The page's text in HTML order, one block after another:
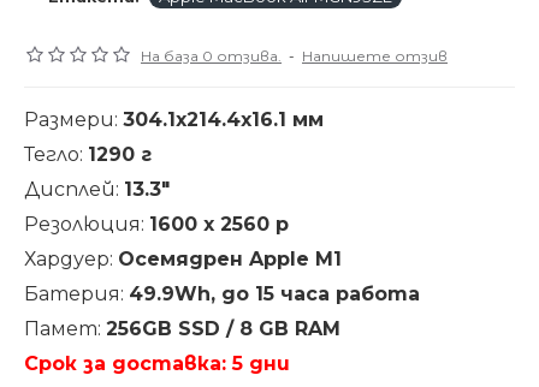
На база 0 отзива. - Напишете отзив
Размери: 304.1x214.4x16.1 мм
Тегло: 1290 г
Дисплей: 13.3"
Резолюция: 1600 х 2560 p
Хардуер: Осемядрен Apple M1
Батерия: 49.9Wh, до 15 часа работа
Памет: 256GB SSD / 8 GB RAM
Срок за доставка: 5 дни